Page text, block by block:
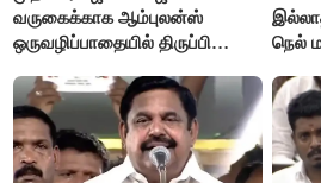
வருகைக்காக ஆம்புலன்ஸ்
ஒருவழிப்பாதையில் திருப்பி
தான்..!
நெல்